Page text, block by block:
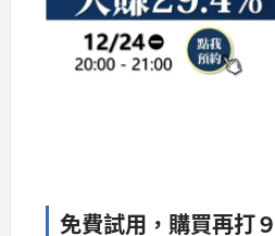
免費試用，購買再打